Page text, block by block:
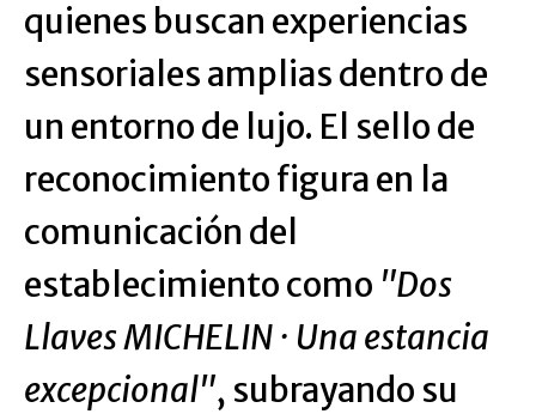
quienes buscan experiencias
sensoriales amplias dentro de
un entorno de lujo. El sello de
reconocimiento figura en la
comunicación del
establecimiento como "Dos
Llaves MICHELIN · Una estancia
excepcional", subrayando su